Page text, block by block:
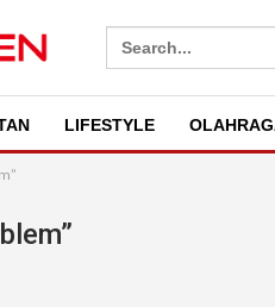
Search
for:
LIFESTYLE